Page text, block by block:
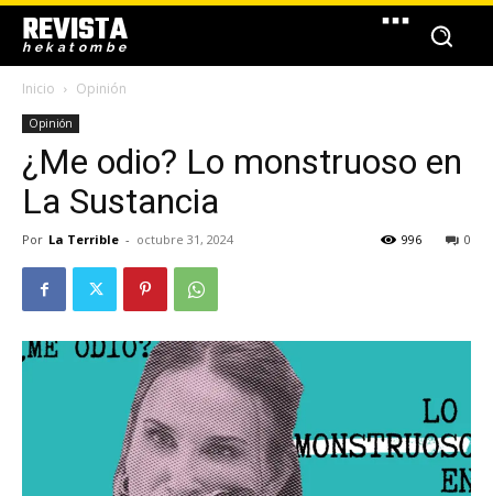
REVISTA
hekatombe
Inicio Opinión
Opinión
¿Me odio? Lo monstruoso en
La Sustancia
Por La Terrible - octubre 31, 2024 0
996